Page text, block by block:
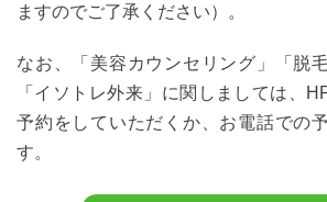
ますのでご了承ください）。
なお、「美容カウンセリング」「脱
「イソトレ外来」に関しましては、
予約をしていただくか、お電話での
す。